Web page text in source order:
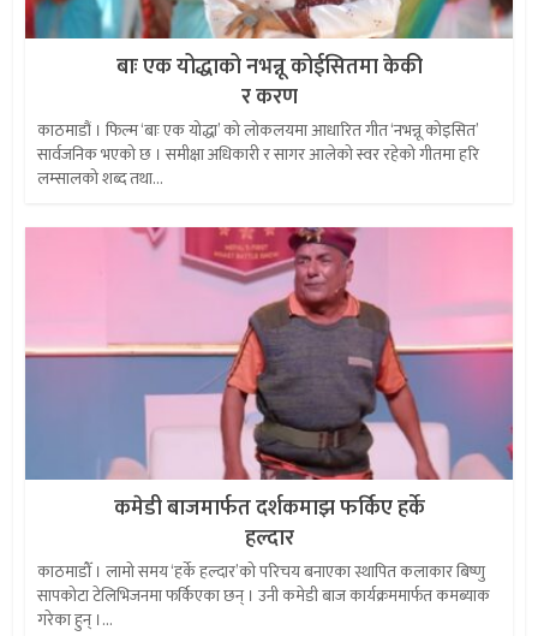
बाः एक योद्धाको नभन्नू कोईसितमा केकी
र करण
काठमाडौं । फिल्म ‘बाः एक योद्धा’ को लोकलयमा आधारित गीत ‘नभन्नू कोइसित’
सार्वजनिक भएको छ । समीक्षा अधिकारी र सागर आलेको स्वर रहेको गीतमा हरि
लम्सालको शब्द तथा...
कमेडी बाजमार्फत दर्शकमाझ फर्किए हर्के
हल्दार
काठमाडौँ । लामो समय ‘हर्के हल्दार’को परिचय बनाएका स्थापित कलाकार बिष्णु
सापकोटा टेलिभिजनमा फर्किएका छन् । उनी कमेडी बाज कार्यक्रममार्फत कमब्याक
गरेका हुन् ।...